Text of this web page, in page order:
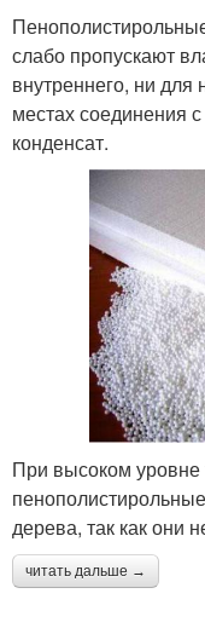
слабо пропускают
внутреннего, ни для
местах соединения
конденсат.
При высоком
дерева, так как они
читать дальше →